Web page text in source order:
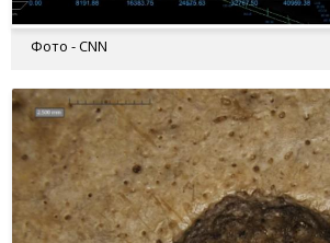
Фото - CNN